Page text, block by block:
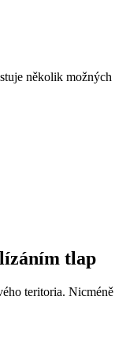
několik
tlap
teritoria.